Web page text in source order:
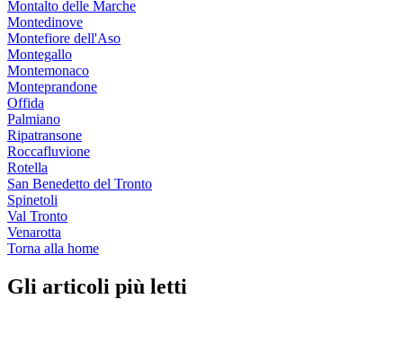
Montalto delle Marche
Montedinove
Montefiore dell'Aso
Montegallo
Montemonaco
Monteprandone
Offida
Palmiano
Ripatransone
Roccafluvione
Rotella
San Benedetto del Tronto
Spinetoli
Val Tronto
Venarotta
Torna alla home
Gli articoli più letti